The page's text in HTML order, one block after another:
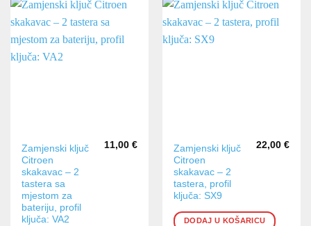
Zamjenski ključ
Citroen
skakavac – 2
tastera sa
mjestom za
bateriju, profil
ključa: VA2
11,00 €
Zamjenski ključ
Citroen
skakavac – 2
tastera, profil
ključa: SX9
22,00 €
DODAJ U KOŠARICU